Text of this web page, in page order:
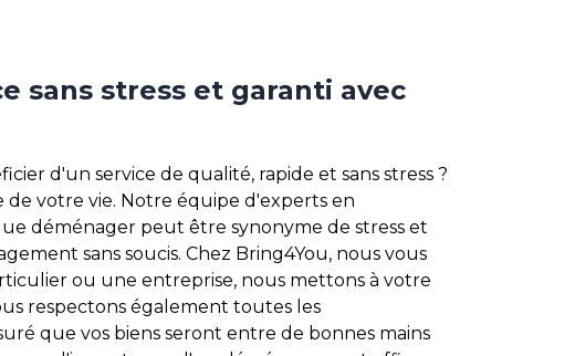
sans stress et garanti avec
d'un service de qualité, rapide et sans stress ?
votre vie. Notre équipe d'experts en
déménager peut être synonyme de stress et
sans soucis. Chez Bring4You, nous vous
ou une entreprise, nous mettons à votre
respectons également toutes les
que vos biens seront entre de bonnes mains